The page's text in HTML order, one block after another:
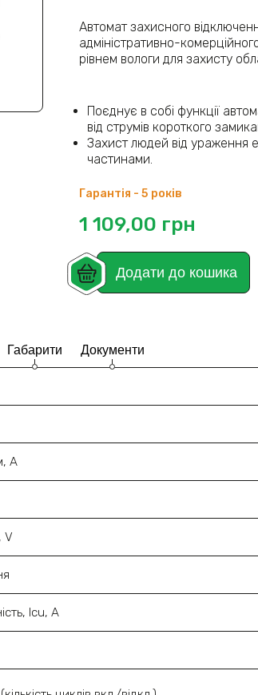
Автомат захисного
адміністративно-
рівнем вологи для захисту
Поєднує в собі функції
від струмів короткого
Захист людей від ураження
частинами.
Гарантія - 5 років
1 109,00 грн
Додати до кошика
Габарити Документи
A
V
Icu, A